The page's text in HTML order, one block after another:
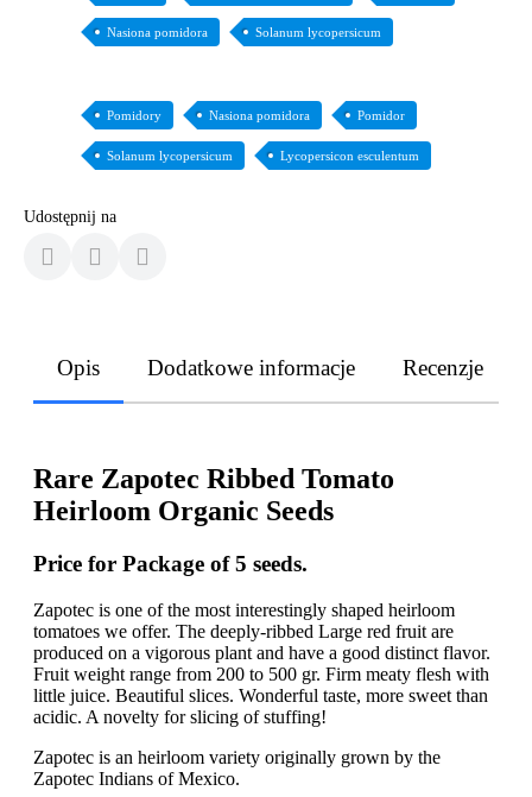
Nasiona pomidora Solanum lycopersicum
Pomidory Nasiona pomidora Pomidor
Solanum lycopersicum Lycopersicon esculentum
Udostępnij na
Opis Dodatkowe informacje Recenzje
Rare Zapotec Ribbed Tomato
Heirloom Organic Seeds
Price for Package of 5 seeds.
Zapotec is one of the most interestingly shaped heirloom
tomatoes we offer. The deeply-ribbed Large red fruit are
produced on a vigorous plant and have a good distinct flavor.
Fruit weight range from 200 to 500 gr. Firm meaty flesh with
little juice. Beautiful slices. Wonderful taste, more sweet than
acidic. A novelty for slicing of stuffing!
Zapotec is an heirloom variety originally grown by the
Zapotec Indians of Mexico.